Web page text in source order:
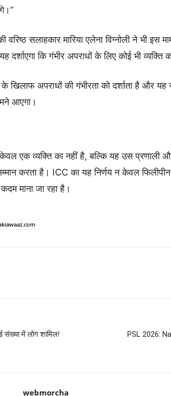
वरिष्ठ सलाहकार मारिया एलेना विग्नोली ने भी इस
दर्शाएगा कि गंभीर अपराधों के लिए कोई भी
के खिलाफ अपराधों की गंभीरता को दर्शाता है और
आएगा।
एक व्यक्ति का नहीं है, बल्कि यह उस प्रणाली
करता है। ICC का यह निर्णय न केवल
माना जा रहा है।
संख्या में लोग शामिल!
PSL 2026:
webmorcha